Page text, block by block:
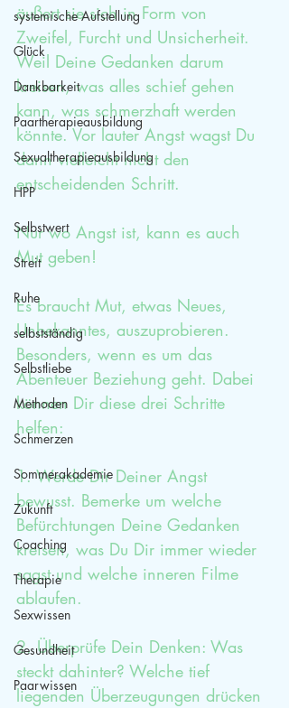
systemische Aufstellung
Glück
Dankbarkeit
Paartherapieausbildung
Sexualtherapieausbildung
HPP
Selbstwert
Streit
Ruhe
selbstständig
Selbstliebe
Methoden
Schmerzen
Sommerakademie
Zukunft
Coaching
Therapie
Sexwissen
Gesundheit
Paarwissen
äußert sie sich in Form von
Zweifel, Furcht und Unsicherheit.
Weil Deine Gedanken darum
kreisen, was alles schief gehen
kann, was schmerzhaft werden
könnte. Vor lauter Angst wagst Du
dann vielleicht nicht den
entscheidenden Schritt.
Nur wo Angst ist, kann es auch
Mut geben!
Es braucht Mut, etwas Neues,
Unbekanntes, auszuprobieren.
Besonders, wenn es um das
Abenteuer Beziehung geht. Dabei
können Dir diese drei Schritte
helfen:
1. Werde Dir Deiner Angst
bewusst. Bemerke um welche
Befürchtungen Deine Gedanken
kreisen, was Du Dir immer wieder
sagst und welche inneren Filme
ablaufen.
2. Überprüfe Dein Denken: Was
steckt dahinter? Welche tief
liegenden Überzeugungen drücken